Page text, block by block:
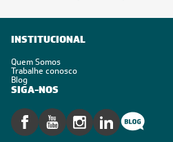
INSTITUCIONAL
Quem Somos
Trabalhe conosco
Blog
SIGA-NOS